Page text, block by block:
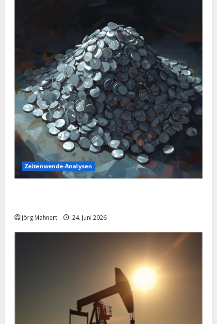
Zeitenwende-Analysen
Jörg Mahnert 24. Juni 2026